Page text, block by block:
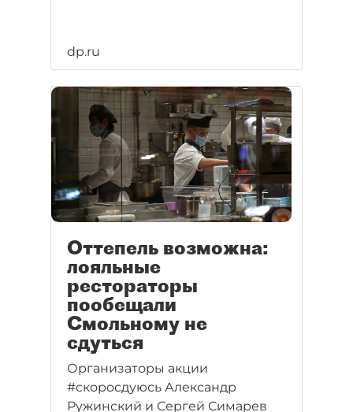
dp.ru
Оттепель возможна:
лояльные
рестораторы
пообещали
Смольному не
сдуться
Организаторы акции
#скоросдуюсь Александр
Ружинский и Сергей Симарев